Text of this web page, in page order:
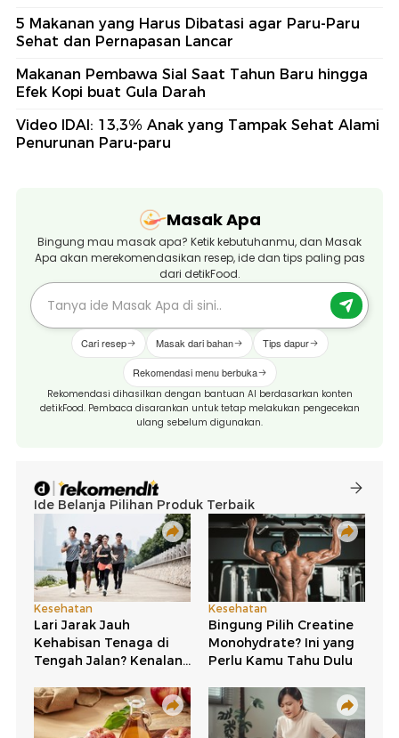
5 Makanan yang Harus Dibatasi agar Paru-Paru
Sehat dan Pernapasan Lancar
Makanan Pembawa Sial Saat Tahun Baru hingga
Efek Kopi buat Gula Darah
Video IDAI: 13,3% Anak yang Tampak Sehat Alami
Penurunan Paru-paru
Masak Apa
Bingung mau masak apa? Ketik kebutuhanmu, dan Masak
Apa akan merekomendasikan resep, ide dan tips paling pas
dari detikFood.
Cari resep Masak dari bahan Tips dapur
Rekomendasi menu berbuka
Rekomendasi dihasilkan dengan bantuan AI berdasarkan konten
detikFood. Pembaca disarankan untuk tetap melakukan pengecekan
ulang sebelum digunakan.